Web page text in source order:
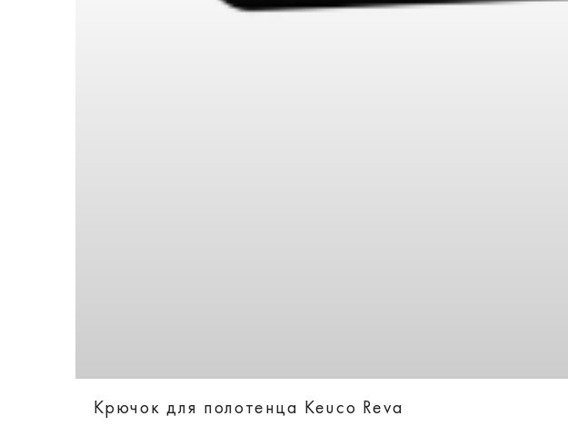
Крючок для полотенца Keuco Reva